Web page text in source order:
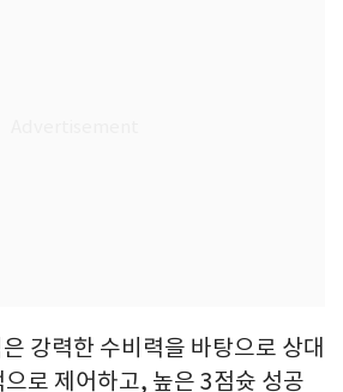
강력한 수비력을 바탕으로 상대
로 제어하고, 높은 3점슛 성공